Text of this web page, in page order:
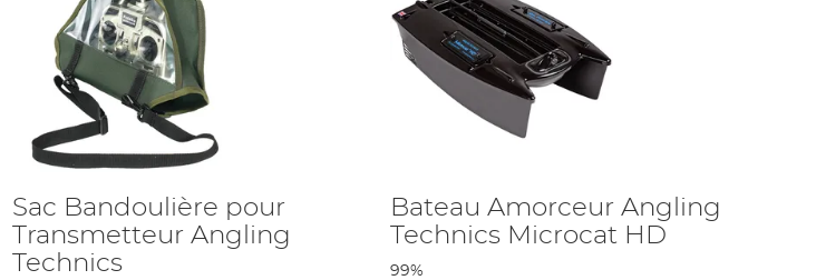
Sac Bandoulière pour
Transmetteur Angling
Technics
Bateau Amorceur Angling
Technics Microcat HD
99%